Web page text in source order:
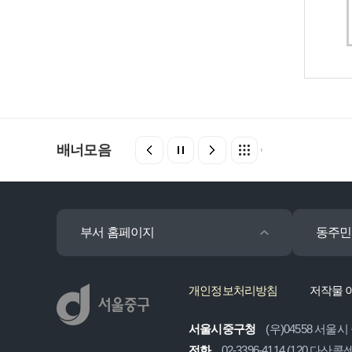
배너모음
부서 홈페이지 동주
개인정보처리방침 저작물
서울시중구청
(우)04558 서울